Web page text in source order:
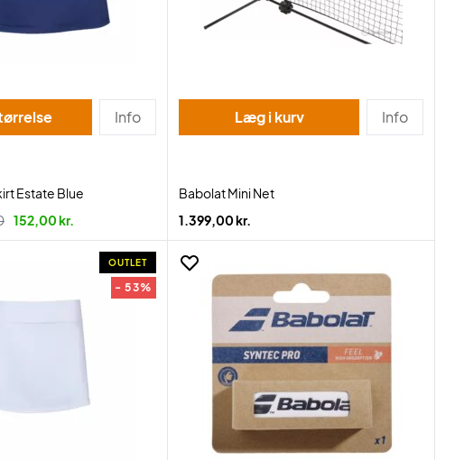
størrelse Info
Estate Blue
152,00 kr.
Læg i kurv Info
Babolat Mini Net
1.399,00 kr.
OUTLET
- 53%